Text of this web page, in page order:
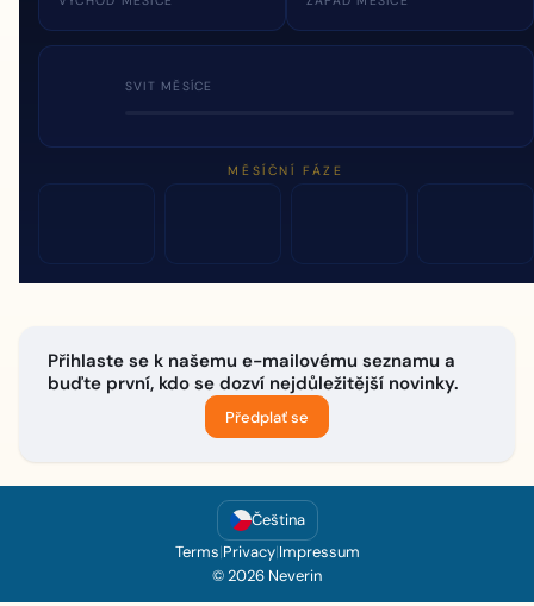
SVIT MĚSÍCE
MĚSÍČNÍ FÁZE
Přihlaste se k našemu e-mailovému seznamu a
buďte první, kdo se dozví nejdůležitější novinky.
Předplať se
Čeština
Terms|Privacy|Impressum
© 2026 Neverin